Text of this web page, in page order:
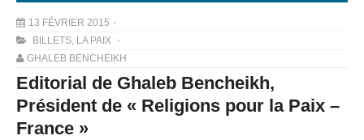
13 FÉVRIER 2015
BILLETS, LA PAIX
GHALEB BENCHEIKH
Editorial de Ghaleb Bencheikh,
Président de « Religions pour la Paix –
France »